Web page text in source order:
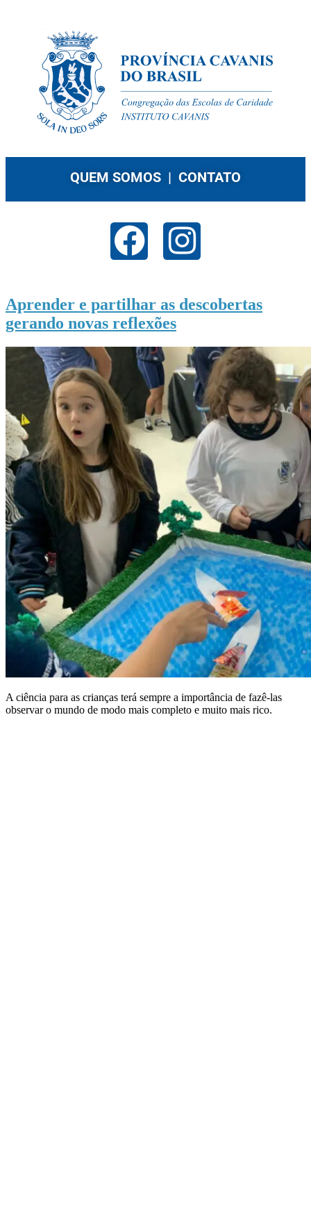
QUEM SOMOS | CONTATO
Aprender e partilhar as descobertas
gerando novas reflexões
A ciência para as crianças terá sempre a importância de fazê-las
observar o mundo de modo mais completo e muito mais rico.